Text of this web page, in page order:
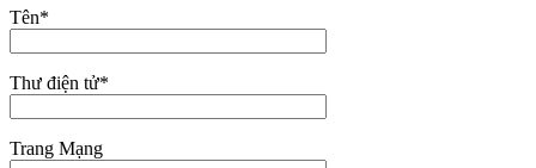
Tên*
Thư điện tử*
Trang Mạng